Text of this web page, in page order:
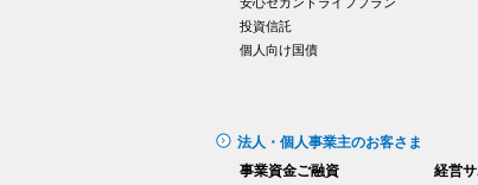
投資信託
個人向け国債
法人・個人事業主のお客さま
事業資金ご融資
経営